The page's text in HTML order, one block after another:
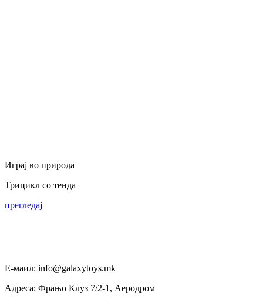
Играј во природа
Трицикл со тенда
прегледај
Е-маил: info@galaxytoys.mk
Адреса: Фрањо Клуз 7/2-1, Аеродром